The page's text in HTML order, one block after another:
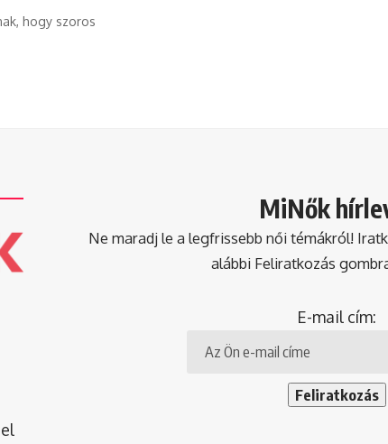
hogy szoros
MiNők
Ne maradj le a legfrissebb női témákról!
alábbi Feliratkozás
E-mail cím: